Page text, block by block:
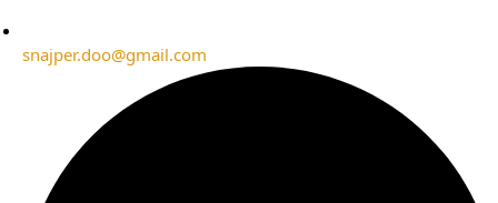
snajper.doo@gmail.com